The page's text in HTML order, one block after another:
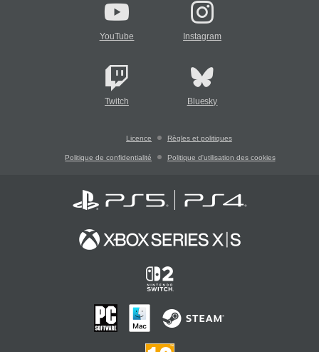
YouTube Instagram
Twitch Bluesky
Licence Règles et politiques
Politique de confidentialité Politique d'utilisation des cookies